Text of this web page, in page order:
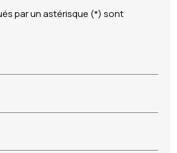
par un astérisque (*) sont